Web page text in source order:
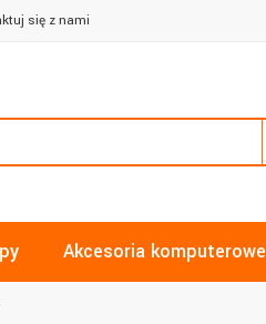
się z nami
Akcesoria komputerowe